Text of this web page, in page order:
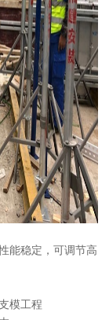
能稳定，可调节高
模工程